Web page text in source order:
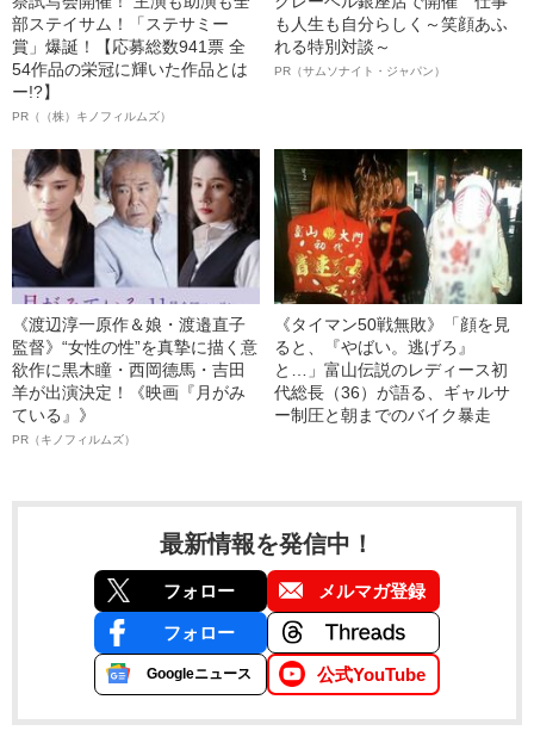
部ステイサム！「ステサミー
賞」爆誕！【応募総数941票 全
54作品の栄冠に輝いた作品とは
ー!?】
PR（（株）キノフィルムズ）
も人生も自分らしく～笑顔あふ
れる特別対談～
PR（サムソナイト・ジャパン）
《渡辺淳一原作＆娘・渡邉直子
監督》“女性の性”を真摯に描く意
欲作に黒木瞳・西岡德馬・吉田
羊が出演決定！《映画『月がみ
ている』》
PR（キノフィルムズ）
《タイマン50戦無敗》「顔を見
ると、『やばい。逃げろ』
と…」富山伝説のレディース初
代総長（36）が語る、ギャルサ
ー制圧と朝までのバイク暴走
最新情報を発信中！
フォロー メルマガ登録
フォロー
Googleニュース 公式YouTube